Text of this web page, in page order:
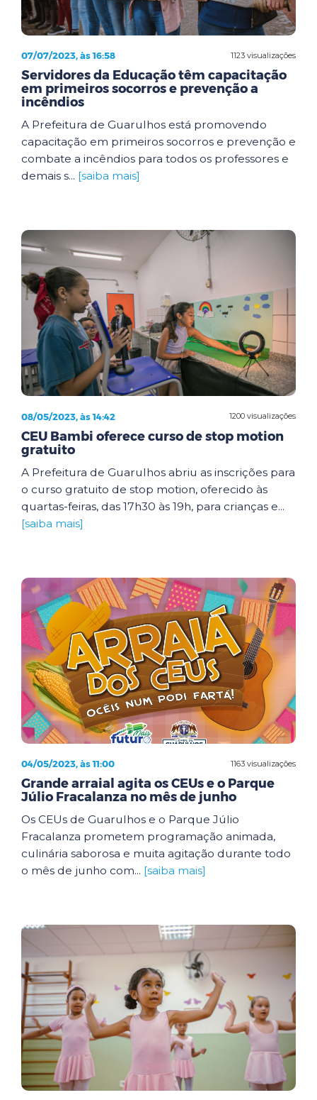
1123 visualizações
07/07/2023, às 16:58
Servidores da Educação têm capacitação
em primeiros socorros e prevenção a
incêndios
A Prefeitura de Guarulhos está promovendo
capacitação em primeiros socorros e prevenção e
combate a incêndios para todos os professores e
demais s... [saiba mais]
1200 visualizações
08/05/2023, às 14:42
CEU Bambi oferece curso de stop motion
gratuito
A Prefeitura de Guarulhos abriu as inscrições para
o curso gratuito de stop motion, oferecido às
quartas-feiras, das 17h30 às 19h, para crianças e...
[saiba mais]
1163 visualizações
04/05/2023, às 11:00
Grande arraial agita os CEUs e o Parque
Júlio Fracalanza no mês de junho
Os CEUs de Guarulhos e o Parque Júlio
Fracalanza prometem programação animada,
culinária saborosa e muita agitação durante todo
o mês de junho com... [saiba mais]